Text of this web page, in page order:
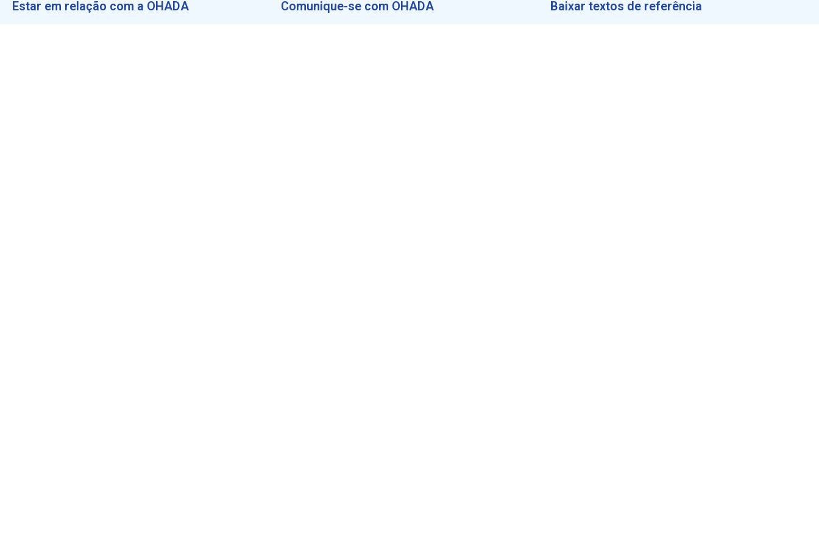
Estar em relação com a OHADA Comunique-se com OHADA Baixar textos de referência